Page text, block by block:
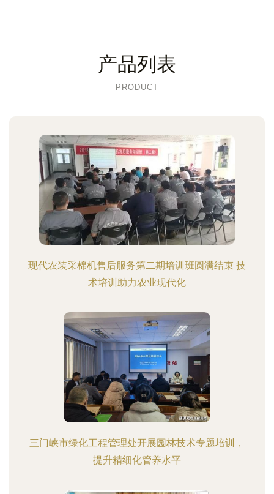
产品列表
PRODUCT
现代农装采棉机售后服务第二期培训班圆满结束 技
术培训助力农业现代化
三门峡市绿化工程管理处开展园林技术专题培训，
提升精细化管养水平